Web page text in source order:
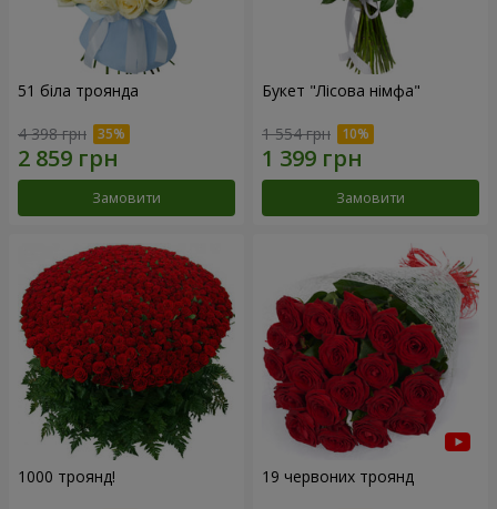
51 біла троянда
4 398 грн
Замовити
Букет "Лісова німфа"
1 554 грн
Замовити
1000 троянд! 19 червоних троянд